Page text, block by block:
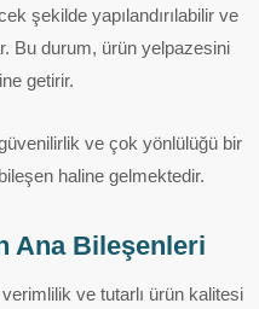
şekilde yapılandırılabilir ve
Bu durum, ürün yelpazesini
getirir.
ve çok yönlülüğü bir
haline gelmektedir.
Ana Bileşenleri
ve tutarlı ürün kalitesi